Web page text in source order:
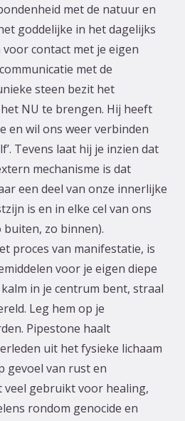
met de natuur en
goddelijke in het dagelijks
contact met je eigen
met de
steen bezit het
NU te brengen. Hij heeft
en wil ons weer verbinden
Tevens laat hij je inzien dat
mechanisme is dat
een deel van onze innerlijke
is en in elke cel van ons
buiten, zo binnen).
proces van manifestatie, is
voor je eigen diepe
in je centrum bent, straal
Leg hem op je
Pipestone haalt
uit het fysieke lichaam
gevoel van rust en
veel gebruikt voor healing,
rondom genocide en